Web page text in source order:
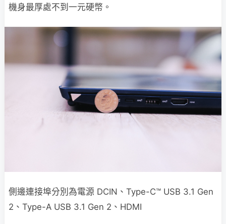
機身最厚處不到一元硬幣。
側邊連接埠分別為電源 DCIN、Type-C™ USB 3.1 Gen
2、Type-A USB 3.1 Gen 2、HDMI